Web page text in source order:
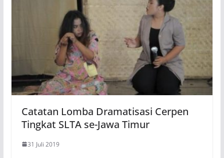
Catatan Lomba Dramatisasi Cerpen
Tingkat SLTA se-Jawa Timur
31 Juli 2019